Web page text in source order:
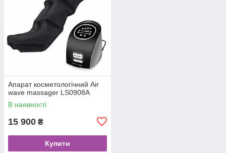
Апарат косметологічний Air
wave massager LS0908А
В наявності
15 900 ₴
Купити